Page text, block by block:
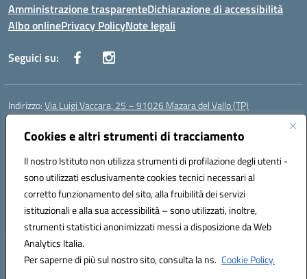
Cookies e altri strumenti di tracciamento
Il nostro Istituto non utilizza strumenti di profilazione degli utenti -
sono utilizzati esclusivamente cookies tecnici necessari al
corretto funzionamento del sito, alla fruibilità dei servizi
istituzionali e alla sua accessibilità – sono utilizzati, inoltre,
strumenti statistici anonimizzati messi a disposizione da Web
Analytics Italia.
Per saperne di più sul nostro sito, consulta la ns. Cookie Policy.
Amministrazione trasparenteDichiarazione di accessibilità
Albo onlinePrivacy PolicyNote legali
Seguici su:
Indirizzo:Via Luigi Vaccara, 25 – 91026 Mazara del Vallo (TP)
Centralino:
Posta elettronica certificata (PEC):tpic843007@pec.istruzione.it
Codice fiscale: 91036660818
Codice meccanografico:tpic843007
Codice Indice delle Pubbliche Amministrazioni (IPA): icggp
Codice unico di fatturazione (CUF): UFYPS3
Hosting & Powered by 3D Solution S.r.l.
Concept & Design by Designers Italia